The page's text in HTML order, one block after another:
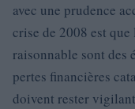
avec une prudence
crise de 2008 est
raisonnable sont des
pertes financières
doivent rester